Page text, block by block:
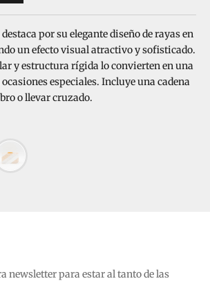
por su elegante diseño de rayas en
un efecto visual atractivo y sofisticado.
y estructura rígida lo convierten en una
especiales. Incluye una cadena
o llevar cruzado.
newsletter para estar al tanto de las